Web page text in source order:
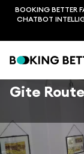
BOOKING BETTER
CHATBOT
Gite